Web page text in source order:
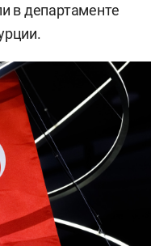
в департаменте